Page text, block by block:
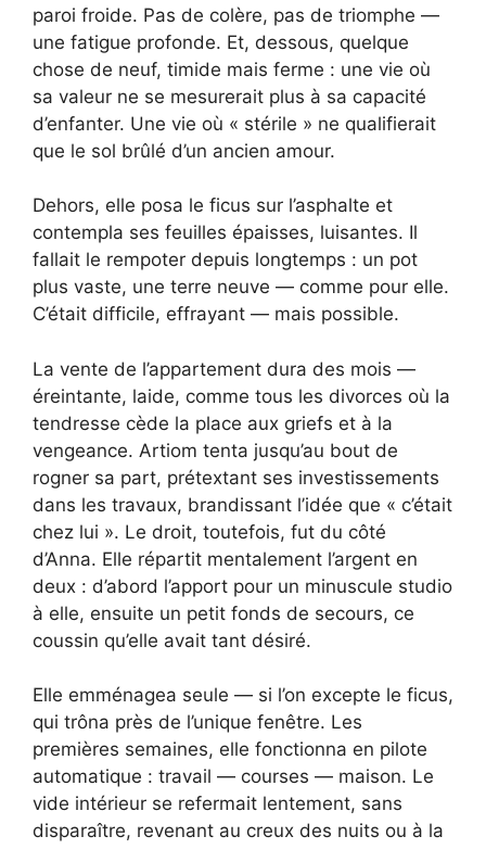
paroi froide. Pas de colère, pas de triomphe —
une fatigue profonde. Et, dessous, quelque
chose de neuf, timide mais ferme : une vie où
sa valeur ne se mesurerait plus à sa capacité
d’enfanter. Une vie où « stérile » ne qualifierait
que le sol brûlé d’un ancien amour.
Dehors, elle posa le ficus sur l’asphalte et
contempla ses feuilles épaisses, luisantes. Il
fallait le rempoter depuis longtemps : un pot
plus vaste, une terre neuve — comme pour elle.
C’était difficile, effrayant — mais possible.
La vente de l’appartement dura des mois —
éreintante, laide, comme tous les divorces où la
tendresse cède la place aux griefs et à la
vengeance. Artiom tenta jusqu’au bout de
rogner sa part, prétextant ses investissements
dans les travaux, brandissant l’idée que « c’était
chez lui ». Le droit, toutefois, fut du côté
d’Anna. Elle répartit mentalement l’argent en
deux : d’abord l’apport pour un minuscule studio
à elle, ensuite un petit fonds de secours, ce
coussin qu’elle avait tant désiré.
Elle emménagea seule — si l’on excepte le ficus,
qui trôna près de l’unique fenêtre. Les
premières semaines, elle fonctionna en pilote
automatique : travail — courses — maison. Le
vide intérieur se refermait lentement, sans
disparaître, revenant au creux des nuits ou à la